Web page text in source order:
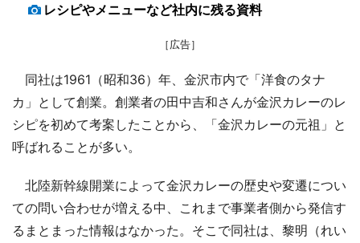
レシピやメニューなど社内に残る資料
［広告］
同社は1961（昭和36）年、金沢市内で「洋食のタナ
カ」として創業。創業者の田中吉和さんが金沢カレーのレ
シピを初めて考案したことから、「金沢カレーの元祖」と
呼ばれることが多い。
北陸新幹線開業によって金沢カレーの歴史や変遷につい
ての問い合わせが増える中、これまで事業者側から発信す
るまとまった情報はなかった。そこで同社は、黎明（れい